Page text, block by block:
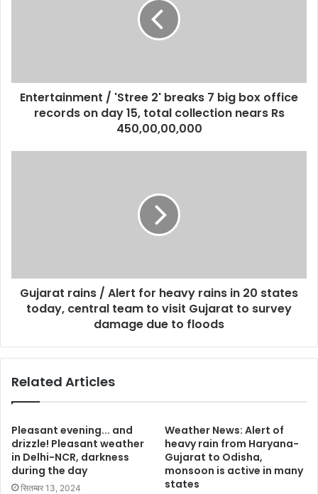
e
Entertainment / 'Stree 2' breaks 7 big box office
records on day 15, total collection nears Rs
450,00,00,000
Gujarat rains / Alert for heavy rains in 20 states
today, central team to visit Gujarat to survey
damage due to floods
Related Articles
Pleasant evening... and
drizzle! Pleasant weather
in Delhi-NCR, darkness
during the day
सितम्बर 13, 2024
Weather News: Alert of
heavy rain from Haryana-
Gujarat to Odisha,
monsoon is active in many
states